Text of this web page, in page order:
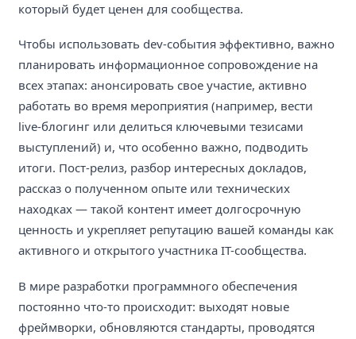
который будет ценен для сообщества.
Чтобы использовать dev-события эффективно, важно
планировать информационное сопровождение на
всех этапах: анонсировать свое участие, активно
работать во время мероприятия (например, вести
live-блогинг или делиться ключевыми тезисами
выступлений) и, что особенно важно, подводить
итоги. Пост-релиз, разбор интересных докладов,
рассказ о полученном опыте или технических
находках — такой контент имеет долгосрочную
ценность и укрепляет репутацию вашей команды как
активного и открытого участника IT-сообщества.
В мире разработки программного обеспечения
постоянно что-то происходит: выходят новые
фреймворки, обновляются стандарты, проводятся